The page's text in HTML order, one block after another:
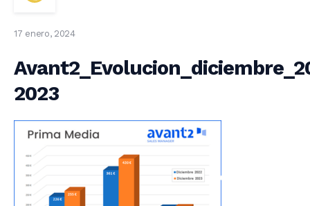
17 enero, 2024
2023